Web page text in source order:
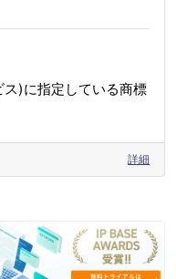
)に指定している商標
詳細